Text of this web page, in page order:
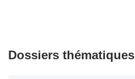
Dossiers thématiques